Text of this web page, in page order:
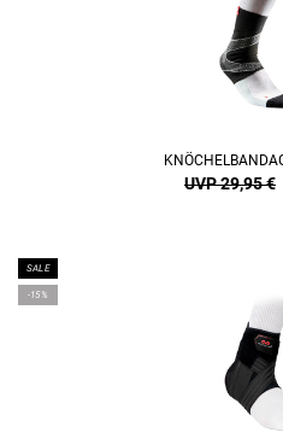
UVP 29,95 €
SALE
-15%